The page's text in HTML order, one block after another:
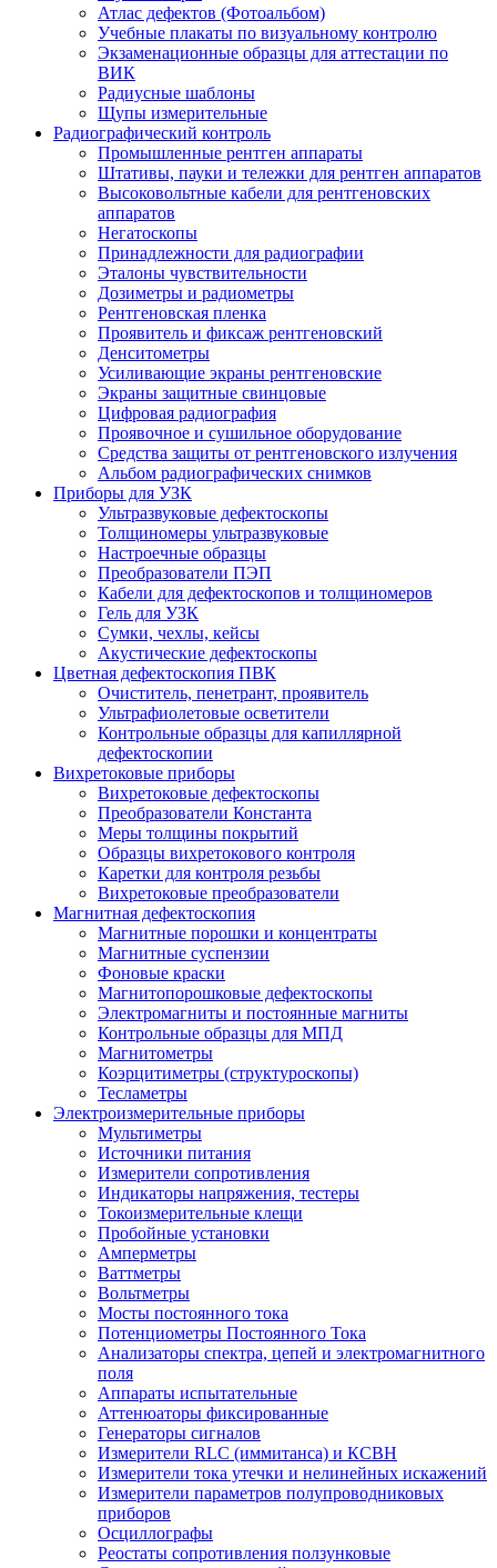
Атлас дефектов (Фотоальбом)
Учебные плакаты по визуальному контролю
Экзаменационные образцы для аттестации по
ВИК
Радиусные шаблоны
Щупы измерительные
Радиографический контроль
Промышленные рентген аппараты
Штативы, пауки и тележки для рентген аппаратов
Высоковольтные кабели для рентгеновских
аппаратов
Негатоскопы
Принадлежности для радиографии
Эталоны чувствительности
Дозиметры и радиометры
Рентгеновская пленка
Проявитель и фиксаж рентгеновский
Денситометры
Усиливающие экраны рентгеновские
Экраны защитные свинцовые
Цифровая радиография
Проявочное и сушильное оборудование
Средства защиты от рентгеновского излучения
Альбом радиографических снимков
Приборы для УЗК
Ультразвуковые дефектоскопы
Толщиномеры ультразвуковые
Настроечные образцы
Преобразователи ПЭП
Кабели для дефектоскопов и толщиномеров
Гель для УЗК
Сумки, чехлы, кейсы
Акустические дефектоскопы
Цветная дефектоскопия ПВК
Очиститель, пенетрант, проявитель
Ультрафиолетовые осветители
Контрольные образцы для капиллярной
дефектоскопии
Вихретоковые приборы
Вихретоковые дефектоскопы
Преобразователи Константа
Меры толщины покрытий
Образцы вихретокового контроля
Каретки для контроля резьбы
Вихретоковые преобразователи
Магнитная дефектоскопия
Магнитные порошки и концентраты
Магнитные суспензии
Фоновые краски
Магнитопорошковые дефектоскопы
Электромагниты и постоянные магниты
Контрольные образцы для МПД
Магнитометры
Коэрцитиметры (структуроскопы)
Тесламетры
Электроизмерительные приборы
Мультиметры
Источники питания
Измерители сопротивления
Индикаторы напряжения, тестеры
Токоизмерительные клещи
Пробойные установки
Амперметры
Ваттметры
Вольтметры
Мосты постоянного тока
Потенциометры Постоянного Тока
Анализаторы спектра, цепей и электромагнитного
поля
Аппараты испытательные
Аттенюаторы фиксированные
Генераторы сигналов
Измерители RLC (иммитанса) и КСВН
Измерители тока утечки и нелинейных искажений
Измерители параметров полупроводниковых
приборов
Осциллографы
Реостаты сопротивления ползунковые